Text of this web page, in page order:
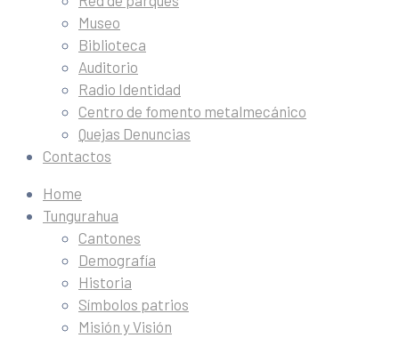
Museo
Biblioteca
Auditorio
Radio Identidad
Centro de fomento metalmecánico
Quejas Denuncias
Contactos
Home
Tungurahua
Cantones
Demografía
Historia
Símbolos patrios
Misión y Visión